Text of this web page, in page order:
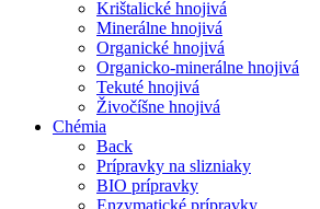
Krištalické hnojivá
Minerálne hnojivá
Organické hnojivá
Organicko-minerálne hnojivá
Tekuté hnojivá
Živočíšne hnojivá
Chémia
Back
Prípravky na slizniaky
BIO prípravky